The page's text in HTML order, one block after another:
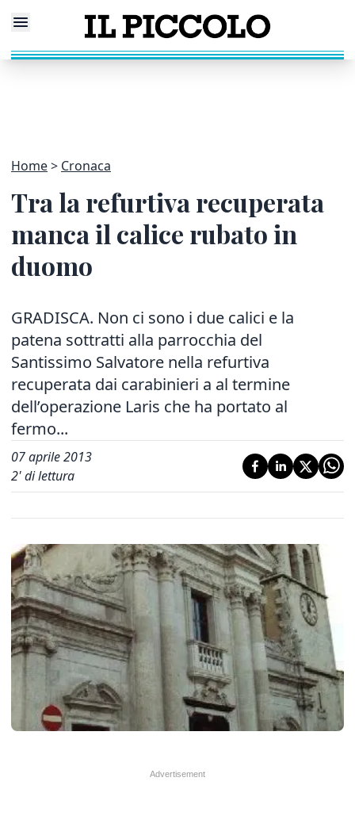
Home Cronaca
Tra la refurtiva recuperata
manca il calice rubato in
duomo
GRADISCA. Non ci sono i due calici e la
patena sottratti alla parrocchia del
Santissimo Salvatore nella refurtiva
recuperata dai carabinieri a al termine
dell’operazione Laris che ha portato al
fermo...
07 aprile 2013
2' di lettura